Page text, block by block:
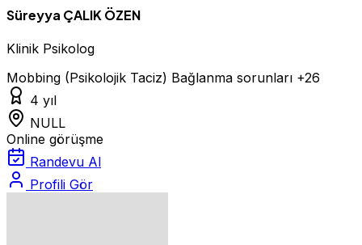
Süreyya ÇALIK ÖZEN
Klinik Psikolog
Mobbing (Psikolojik Taciz) Bağlanma sorunları +26
4 yıl
NULL
Online görüşme
Randevu Al
Profili Gör